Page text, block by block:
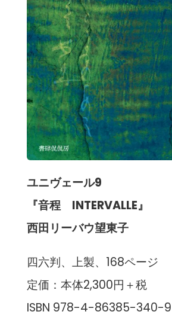
ユニヴェール9
『音程 INTERVALLE』
西田リーバウ望東子
四六判、上製、168ページ
定価：本体2,300円＋税
ISBN 978-4-86385-